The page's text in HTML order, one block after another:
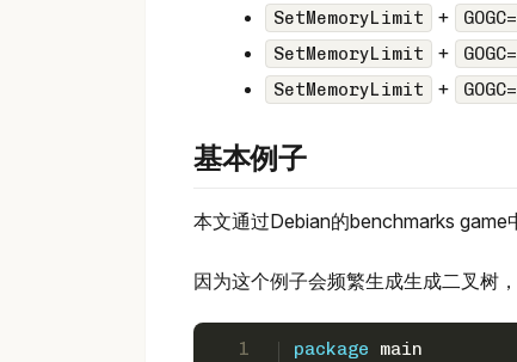
SetMemoryLimit +
SetMemoryLimit +
SetMemoryLimit +
基本例子
本文通过Debian的benchmarks game
因为这个例子会频繁生成生成二叉树
1
package main